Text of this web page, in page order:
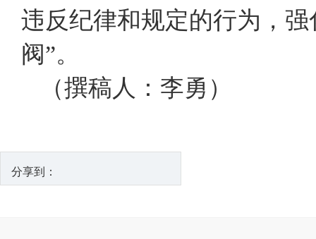
违反纪律和规定的行为，
阀”。
（撰稿人：李勇）
分享到：